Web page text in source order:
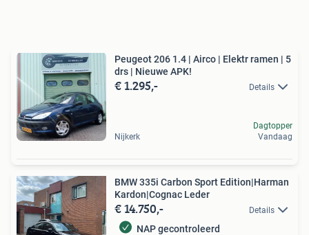
Peugeot 206 1.4 | Airco | Elektr ramen | 5
drs | Nieuwe APK!
€ 1.295,- Details
Nijkerk
Dagtopper
Vandaag
BMW 335i Carbon Sport Edition|Harman
Kardon|Cognac Leder
€ 14.750,- Details
NAP gecontroleerd